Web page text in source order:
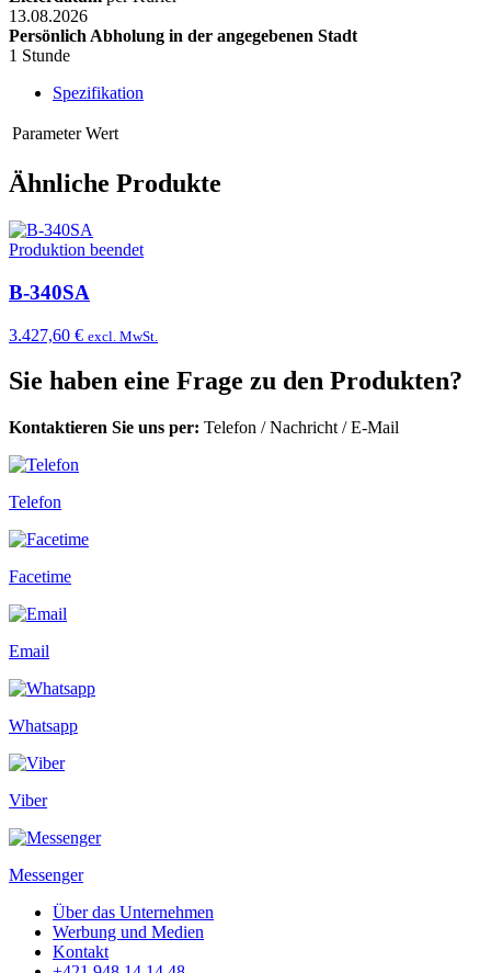
13.08.2026
Persönlich Abholung in der angegebenen Stadt
1 Stunde
Spezifikation
Parameter Wert
Ähnliche Produkte
Produktion beendet
B-340SA
3.427,60 € excl. MwSt.
Sie haben eine Frage zu den Produkten?
Kontaktieren Sie uns per: Telefon /Nachricht /E-Mail
Telefon
Facetime
Email
Whatsapp
Viber
Messenger
Über das Unternehmen
Werbung und Medien
Kontakt